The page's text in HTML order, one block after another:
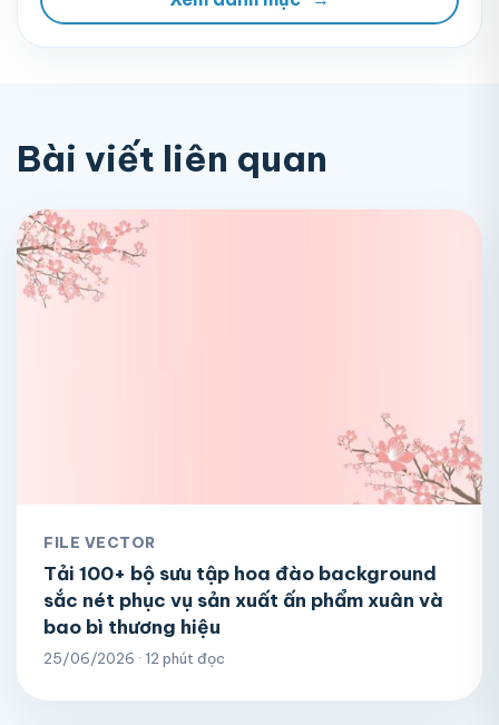
Bài viết liên quan
FILE VECTOR
Tải 100+ bộ sưu tập hoa đào background
sắc nét phục vụ sản xuất ấn phẩm xuân và
bao bì thương hiệu
25/06/2026 · 12 phút đọc